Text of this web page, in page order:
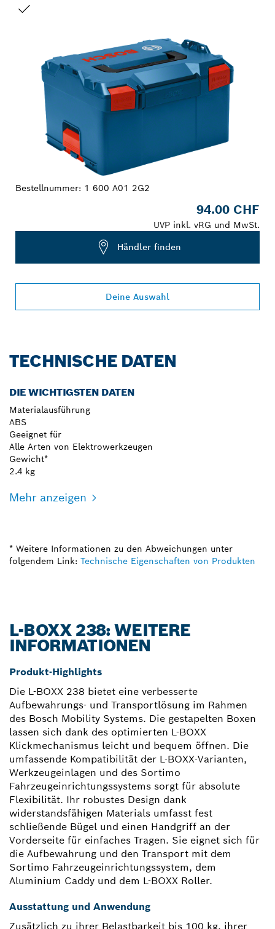
Bestellnummer: 1 600 A01 2G2
94.00 CHF
UVP inkl. vRG und MwSt.
Händler finden
Deine Auswahl
TECHNISCHE DATEN
DIE WICHTIGSTEN DATEN
Materialausführung
ABS
Geeignet für
Alle Arten von Elektrowerkzeugen
Gewicht*
2.4 kg
Mehr anzeigen
* Weitere Informationen zu den Abweichungen unter
folgendem Link: Technische Eigenschaften von Produkten
L-BOXX 238: WEITERE
INFORMATIONEN
Produkt-Highlights
Die L-BOXX 238 bietet eine verbesserte
Aufbewahrungs- und Transportlösung im Rahmen
des Bosch Mobility Systems. Die gestapelten Boxen
lassen sich dank des optimierten L-BOXX
Klickmechanismus leicht und bequem öffnen. Die
umfassende Kompatibilität der L-BOXX-Varianten,
Werkzeugeinlagen und des Sortimo
Fahrzeugeinrichtungssystems sorgt für absolute
Flexibilität. Ihr robustes Design dank
widerstandsfähigen Materials umfasst fest
schließende Bügel und einen Handgriff an der
Vorderseite für einfaches Tragen. Sie eignet sich für
die Aufbewahrung und den Transport mit dem
Sortimo Fahrzeugeinrichtungssystem, dem
Aluminium Caddy und dem L-BOXX Roller.
Ausstattung und Anwendung
Zusätzlich zu ihrer Belastbarkeit bis 100 kg, ihrer